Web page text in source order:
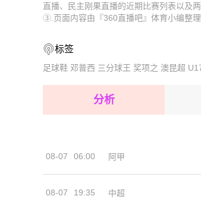
2026-08-15 【国际友谊】 丹
2026-08-14 【国际友谊】 丹
2026-08-15 【国际友谊】 丹
2026-08-15 【国际友谊】 丹
2026-08-15 【国际友谊】 丹
2026-08-14 【国际友谊】 丹
直播、民主刚果直播的近期比赛列表以及
③.页面内容由『360直播吧』体育小编整
标签
足球鞋 邓普西 三分球王 奖项之 澳昆超
分析
08-07 06:00 阿甲
08-07 19:35 中超